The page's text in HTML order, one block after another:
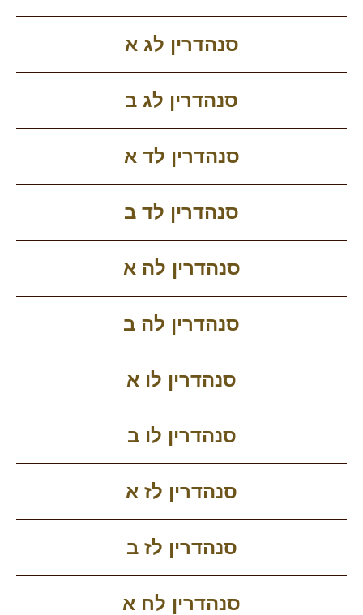
סנהדרין לג א
סנהדרין לג ב
סנהדרין לד א
סנהדרין לד ב
סנהדרין לה א
סנהדרין לה ב
סנהדרין לו א
סנהדרין לו ב
סנהדרין לז א
סנהדרין לז ב
סנהדרין לח א